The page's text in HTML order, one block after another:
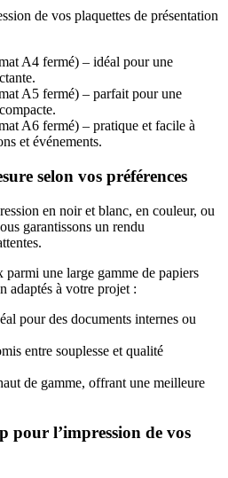
de vos plaquettes de présentation
A4 fermé) – idéal pour une
A5 fermé) – parfait pour une
A6 fermé) – pratique et facile à
et événements.
selon vos préférences
en noir et blanc, en couleur, ou
garantissons un rendu
une large gamme de papiers
adaptés à votre projet :
pour des documents internes ou
entre souplesse et qualité
de gamme, offrant une meilleure
pour l’impression de vos